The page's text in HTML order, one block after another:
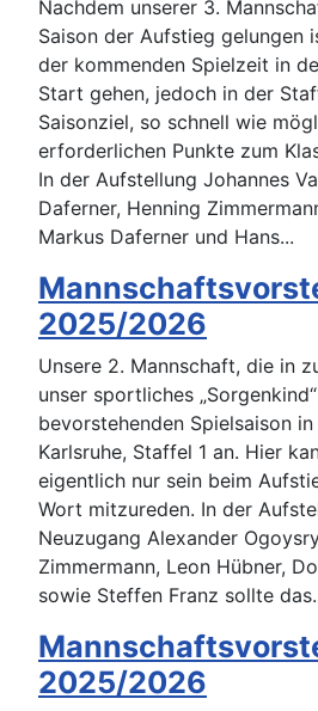
Nachdem unserer 3.
Saison der Aufstieg gelungen
der kommenden Spielzeit in
Start gehen, jedoch in der
Saisonziel, so schnell wie
erforderlichen Punkte zum
In der Aufstellung Johannes
Daferner, Henning
Markus Daferner und Hans...
2025/2026
Unsere 2. Mannschaft, die in
unser sportliches
bevorstehenden Spielsaison
Karlsruhe, Staffel 1 an. Hier
eigentlich nur sein beim
Wort mitzureden. In der
Neuzugang Alexander
Zimmermann, Leon Hübner,
sowie Steffen Franz sollte
2025/2026